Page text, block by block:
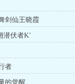
剑仙王晓霞
潜伏者K’
者
的觉醒